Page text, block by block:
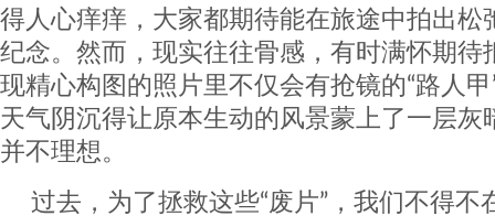
得人心痒痒，大家都期待能在旅途中拍出松
纪念。然而，现实往往骨感，有时满怀期待
现精心构图的照片里不仅会有抢镜的“路人
天气阴沉得让原本生动的风景蒙上了一层灰
并不理想。
过去，为了拯救这些“废片”，我们不得不